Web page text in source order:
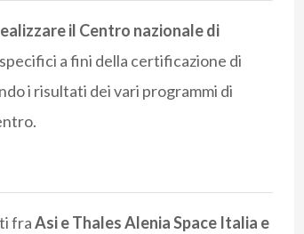
il Centro nazionale di
a fini della certificazione di
i risultati dei vari programmi di
fraAsi e Thales Alenia Space Italia e